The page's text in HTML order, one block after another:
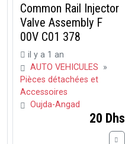
Common Rail Injector
Valve Assembly F
00V C01 378
il y a 1 an
AUTO VEHICULES »
Pièces détachées et
Accessoires
Oujda-Angad
20 Dhs